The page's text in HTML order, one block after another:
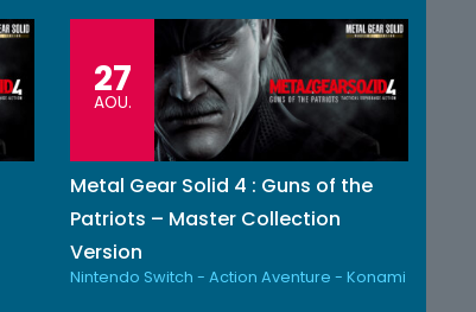
27
AOU.
Metal Gear Solid 4 : Guns of the
Patriots – Master Collection
Version
Nintendo Switch - Action Aventure - Konami